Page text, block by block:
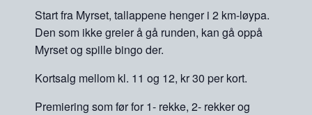
Start fra Myrset, tallappene henger i 2 km-løypa.
Den som ikke greier å gå runden, kan gå oppå
Myrset og spille bingo der.
Kortsalg mellom kl. 11 og 12, kr 30 per kort.
Premiering som før for 1- rekke, 2- rekker og